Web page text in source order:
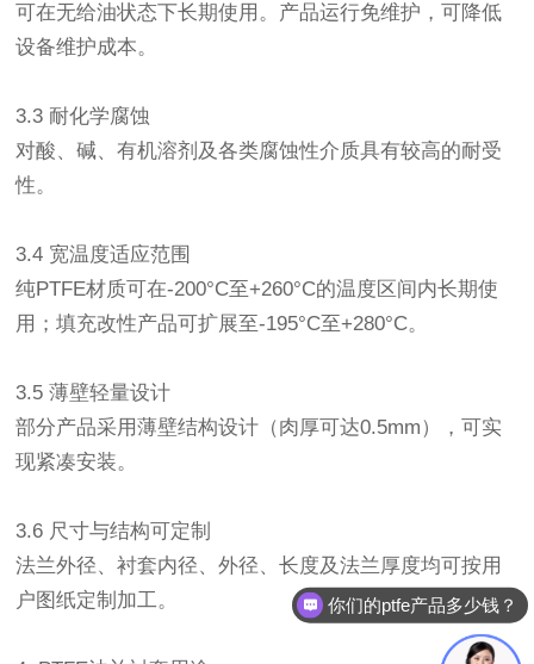
可在无给油状态下长期使用。产品运行免维护，可降低
设备维护成本。
3.3 耐化学腐蚀
对酸、碱、有机溶剂及各类腐蚀性介质具有较高的耐受
性。
3.4 宽温度适应范围
纯PTFE材质可在-200°C至+260°C的温度区间内长期使
用；填充改性产品可扩展至-195°C至+280°C。
3.5 薄壁轻量设计
部分产品采用薄壁结构设计（肉厚可达0.5mm），可实
现紧凑安装。
3.6 尺寸与结构可定制
法兰外径、衬套内径、外径、长度及法兰厚度均可按用
户图纸定制加工。
你们的ptfe产品多少钱？